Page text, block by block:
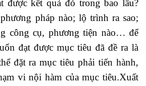
được kết quả đó trong bao lâu?
pháp nào; lộ trình ra sao;
công cụ, phương tiện nào… để
đạt được mục tiêu đã đề ra là
đặt ra mục tiêu phải tiến hành,
vi nội hàm của mục tiêu.Xuất